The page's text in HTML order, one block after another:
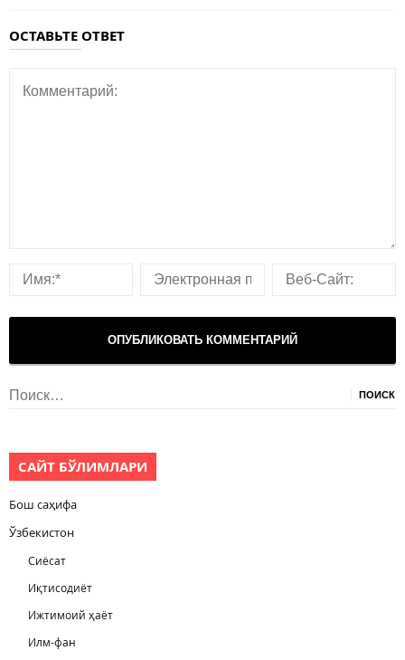
ОСТАВЬТЕ ОТВЕТ
Найти:
САЙТ БЎЛИМЛАРИ
Бош саҳифа
Ўзбекистон
Сиёсат
Иқтисодиёт
Ижтимоий ҳаёт
Илм-фан